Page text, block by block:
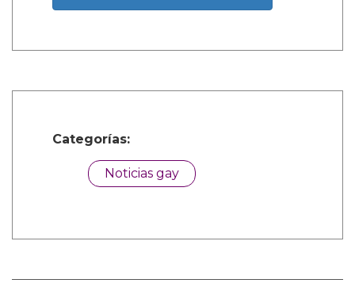
Categorías:
Noticias gay